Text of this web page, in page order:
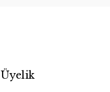
Üyelik